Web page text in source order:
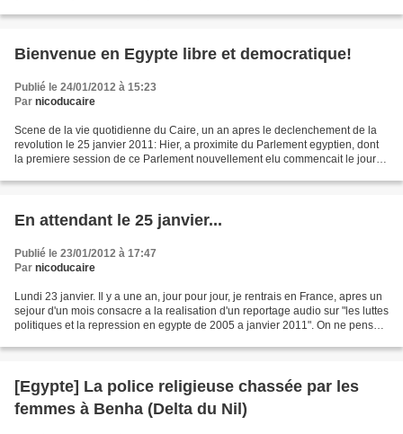
Bienvenue en Egypte libre et democratique!
Publié le 24/01/2012 à 15:23
Par nicoducaire
Scene de la vie quotidienne du Caire, un an apres le declenchement de la
revolution le 25 janvier 2011: Hier, a proximite du Parlement egyptien, dont
la premiere session de ce Parlement nouvellement elu commencait le jour
En attendant le 25 janvier...
Publié le 23/01/2012 à 17:47
Par nicoducaire
Lundi 23 janvier. Il y a une an, jour pour jour, je rentrais en France, apres un
sejour d'un mois consacre a la realisation d'un reportage audio sur "les luttes
politiques et la repression en egypte de 2005 a janvier 2011". On ne pensait
[Egypte] La police religieuse chassée par les
femmes à Benha (Delta du Nil)